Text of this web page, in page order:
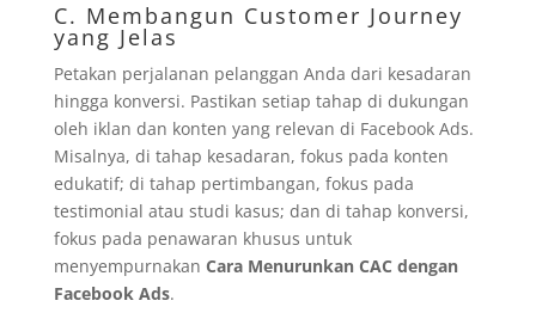
C. Membangun Customer Journey
yang Jelas
Petakan perjalanan pelanggan Anda dari kesadaran
hingga konversi. Pastikan setiap tahap di dukungan
oleh iklan dan konten yang relevan di Facebook Ads.
Misalnya, di tahap kesadaran, fokus pada konten
edukatif; di tahap pertimbangan, fokus pada
testimonial atau studi kasus; dan di tahap konversi,
fokus pada penawaran khusus untuk
menyempurnakan Cara Menurunkan CAC dengan
Facebook Ads.